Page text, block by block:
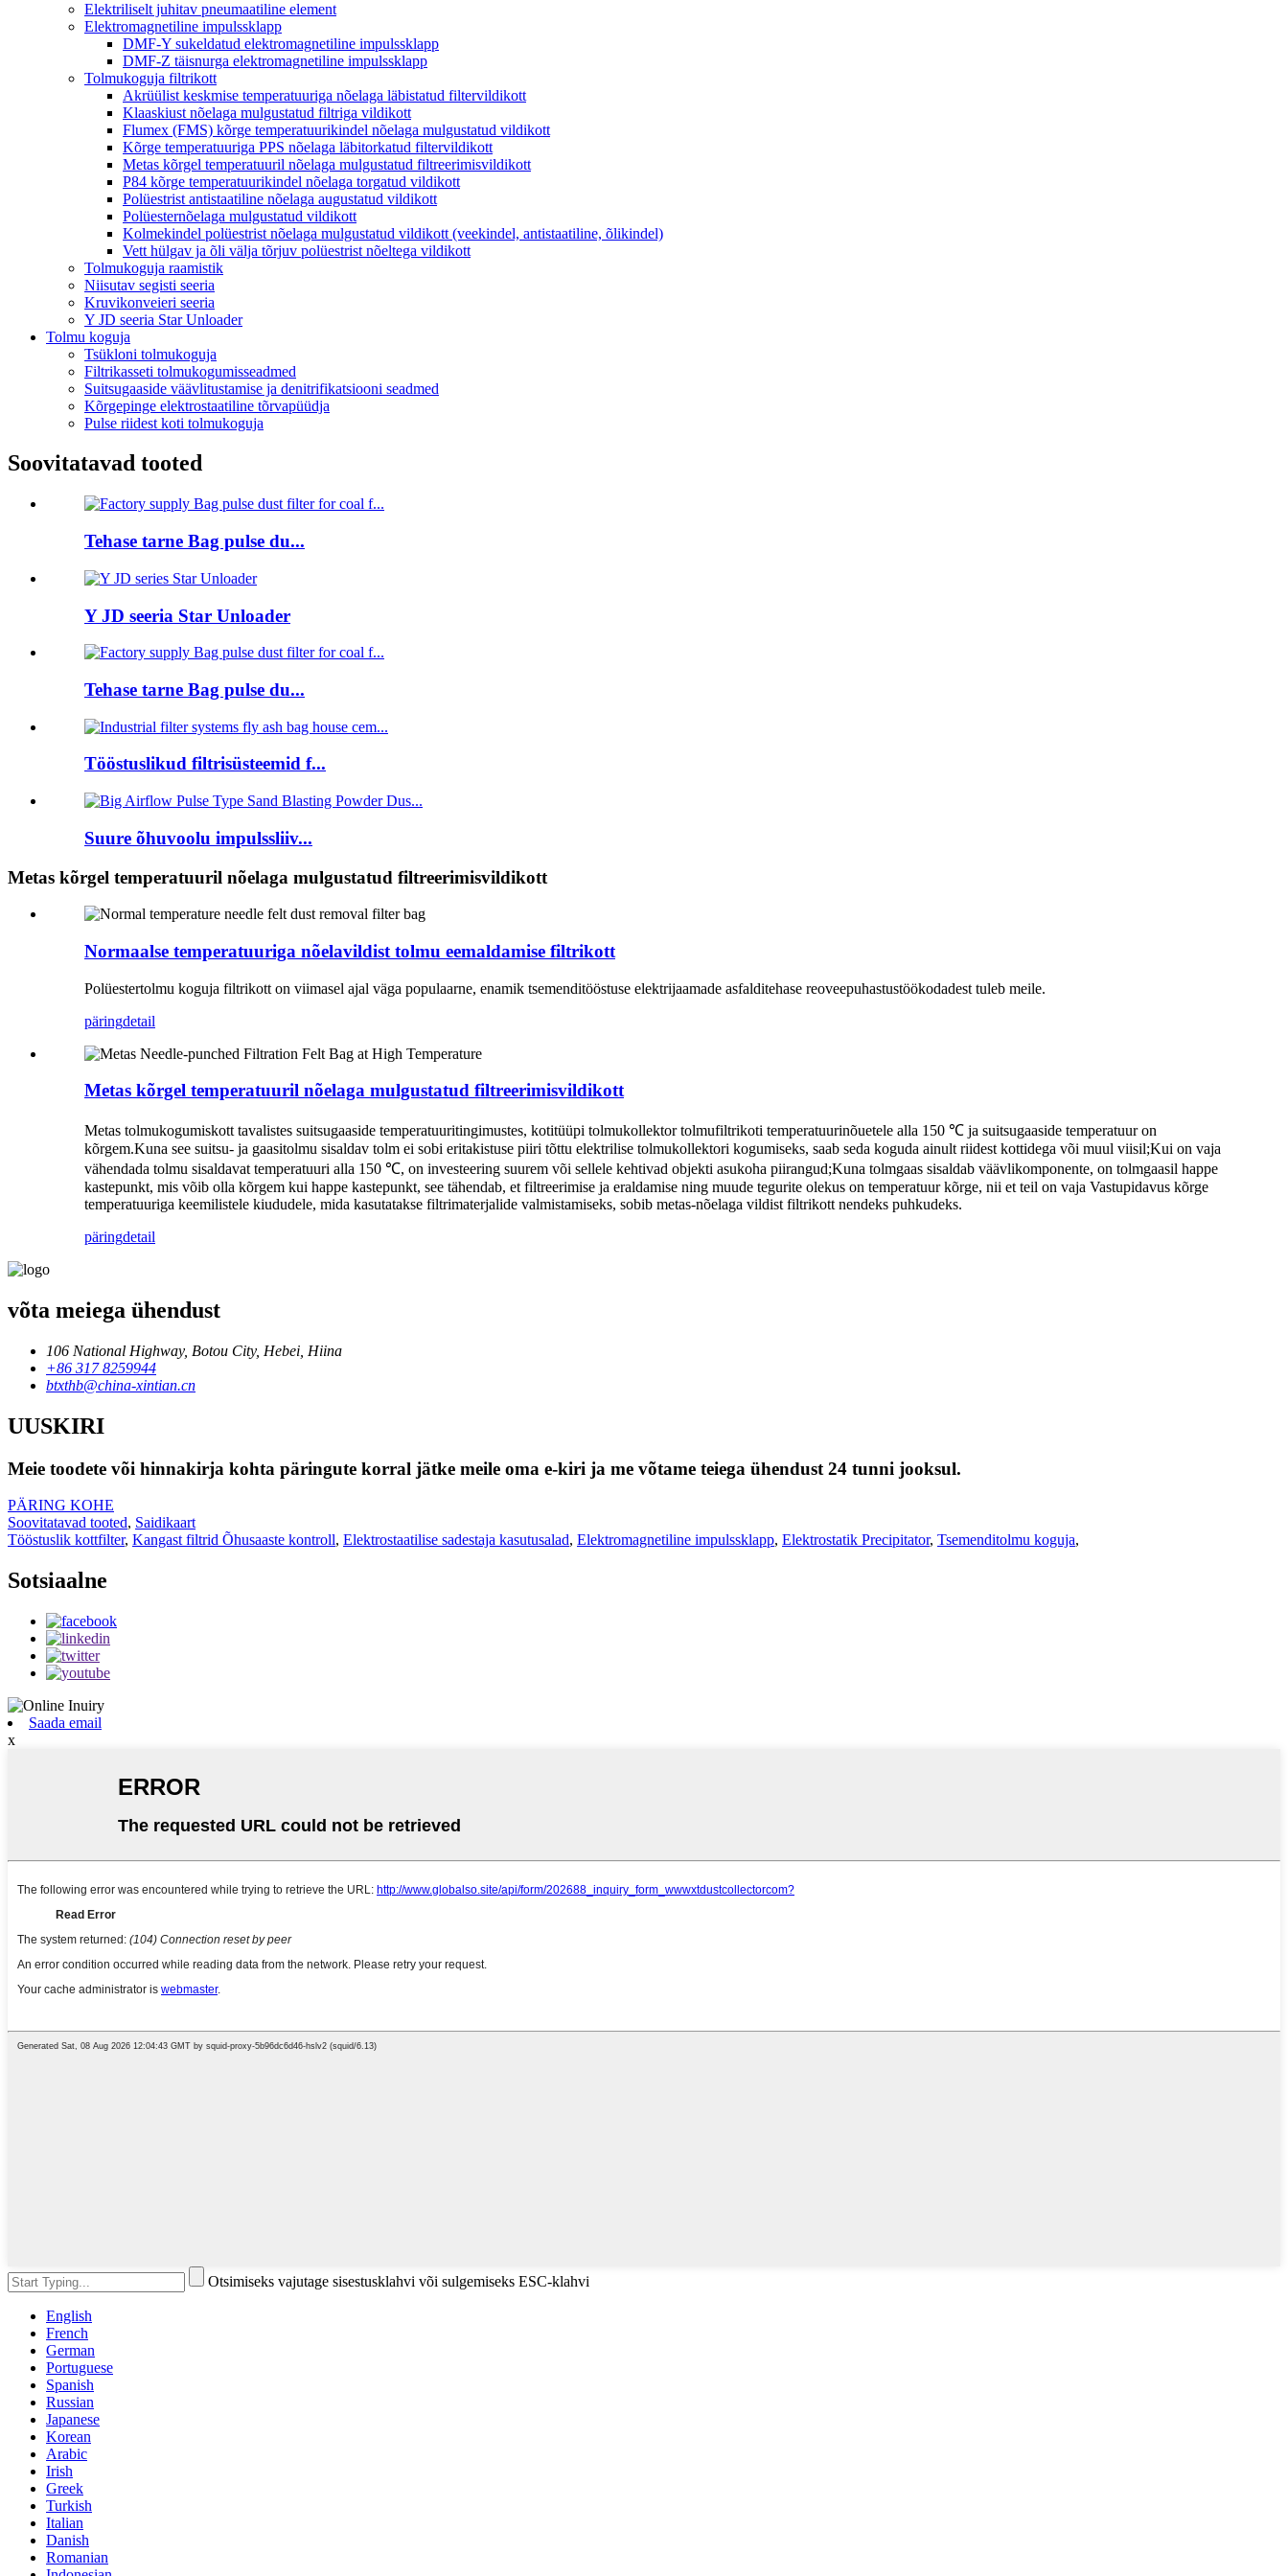
Elektriliselt juhitav pneumaatiline element
Elektromagnetiline impulssklapp
DMF-Y sukeldatud elektromagnetiline impulssklapp
DMF-Z täisnurga elektromagnetiline impulssklapp
Tolmukoguja filtrikott
Akrüülist keskmise temperatuuriga nõelaga läbistatud filtervildikott
Klaaskiust nõelaga mulgustatud filtriga vildikott
Flumex (FMS) kõrge temperatuurikindel nõelaga mulgustatud vildikott
Kõrge temperatuuriga PPS nõelaga läbitorkatud filtervildikott
Metas kõrgel temperatuuril nõelaga mulgustatud filtreerimisvildikott
P84 kõrge temperatuurikindel nõelaga torgatud vildikott
Polüestrist antistaatiline nõelaga augustatud vildikott
Polüesternõelaga mulgustatud vildikott
Kolmekindel polüestrist nõelaga mulgustatud vildikott (veekindel, antistaatiline, õlikindel)
Vett hülgav ja õli välja tõrjuv polüestrist nõeltega vildikott
Tolmukoguja raamistik
Niisutav segisti seeria
Kruvikonveieri seeria
Y JD seeria Star Unloader
Tolmu koguja
Tsükloni tolmukoguja
Filtrikasseti tolmukogumisseadmed
Suitsugaaside väävlitustamise ja denitrifikatsiooni seadmed
Kõrgepinge elektrostaatiline tõrvapüüdja
Pulse riidest koti tolmukoguja
Soovitatavad tooted
Tehase tarne Bag pulse du...
Y JD seeria Star Unloader
Tehase tarne Bag pulse du...
Tööstuslikud filtrisüsteemid f...
Suure õhuvoolu impulssliiv...
Metas kõrgel temperatuuril nõelaga mulgustatud filtreerimisvildikott
Normaalse temperatuuriga nõelavildist tolmu eemaldamise filtrikott
Polüestertolmu koguja filtrikott on viimasel ajal väga populaarne, enamik tsemenditööstuse elektrijaamade asfalditehase reoveepuhastustöökodadest tuleb meile.
päringdetail
Metas kõrgel temperatuuril nõelaga mulgustatud filtreerimisvildikott
Metas tolmukogumiskott tavalistes suitsugaaside temperatuuritingimustes, kotitüüpi tolmukollektor tolmufiltrikoti temperatuurinõuetele alla 150 ℃ ja suitsugaaside temperatuur on
kõrgem.Kuna see suitsu- ja gaasitolmu sisaldav tolm ei sobi eritakistuse piiri tõttu elektrilise tolmukollektori kogumiseks, saab seda koguda ainult riidest kottidega või muul viisil;Kui on vaja
vähendada tolmu sisaldavat temperatuuri alla 150 ℃, on investeering suurem või sellele kehtivad objekti asukoha piirangud;Kuna tolmgaas sisaldab väävlikomponente, on tolmgaasil happe
kastepunkt, mis võib olla kõrgem kui happe kastepunkt, see tähendab, et filtreerimise ja eraldamise ning muude tegurite olekus on temperatuur kõrge, nii et teil on vaja Vastupidavus kõrge
temperatuuriga keemilistele kiududele, mida kasutatakse filtrimaterjalide valmistamiseks, sobib metas-nõelaga vildist filtrikott nendeks puhkudeks.
päringdetail
võta meiega ühendust
106 National Highway, Botou City, Hebei, Hiina
+86 317 8259944
btxthb@china-xintian.cn
UUSKIRI
Meie toodete või hinnakirja kohta päringute korral jätke meile oma e-kiri ja me võtame teiega ühendust 24 tunni jooksul.
PÄRING KOHE
Soovitatavad tooted, Saidikaart
Tööstuslik kottfilter, Kangast filtrid Õhusaaste kontroll, Elektrostaatilise sadestaja kasutusalad, Elektromagnetiline impulssklapp, Elektrostatik Precipitator, Tsemenditolmu koguja,
Sotsiaalne
Saada email
x
Otsimiseks vajutage sisestusklahvi või sulgemiseks ESC-klahvi
English
French
German
Portuguese
Spanish
Russian
Japanese
Korean
Arabic
Irish
Greek
Turkish
Italian
Danish
Romanian